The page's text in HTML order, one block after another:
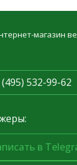
магазин
532-99-62
в